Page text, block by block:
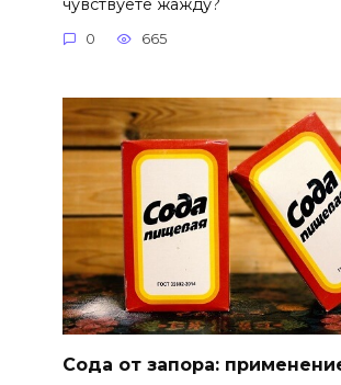
чувствуете жажду?
0 665
Сода от запора: